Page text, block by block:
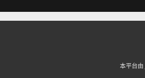
本平台由